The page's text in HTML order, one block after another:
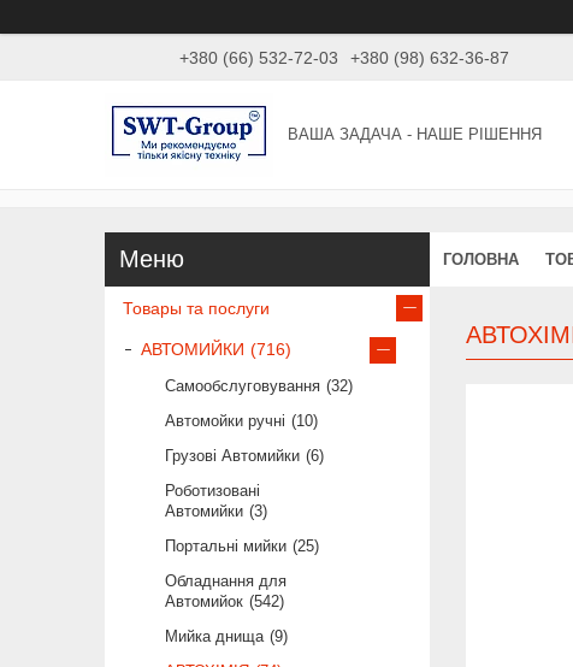
+380 (66) 532-72-03 +380 (98) 632-36-87
ВАША ЗАДАЧА - НАШЕ РІШЕННЯ
ГОЛОВНА
Товары та послуги
АВТОМИЙКИ 716
Самообслуговування 32
Автомойки ручні
10
Грузові Автомийки 6
Роботизовані
Автомийки 3
Портальні мийки 25
Обладнання для
Автомийок 542
Мийка днища 9